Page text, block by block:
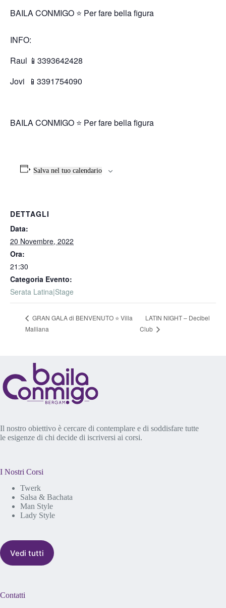
BAILA CONMIGO ⭐️ Per fare bella figura
INFO:
Raul 📱3393642428
Jovi
📱3391754090
BAILA CONMIGO ⭐️ Per fare bella figura
Salva nel tuo calendario
DETTAGLI
Data:
20 Novembre, 2022
Ora:
21:30
Categoria Evento:
Serata Latina|Stage
GRAN GALA di BENVENUTO ⭐️ Villa
Malliana
LATIN NIGHT – Decibel
Club
Il nostro obiettivo è cercare di contemplare e di soddisfare tutte
le esigenze di chi decide di iscriversi ai corsi.
I Nostri Corsi
Twerk
Salsa & Bachata
Man Style
Lady Style
Vedi tutti
Contatti